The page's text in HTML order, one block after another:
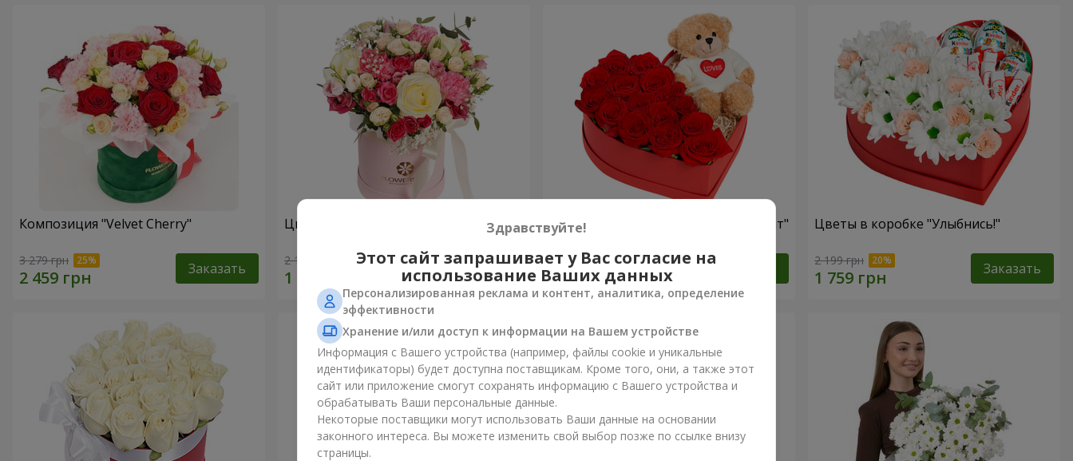
Композиция "Velvet Cherry"
3 279 грн Заказать
Цветы в коробке "Помпадур"
2 199 грн Заказать
Композиция "Трогательный презент"
2 221 грн
Цветы в коробке "Улыбнись!"
2 199 грн Заказать
Здравствуйте!
Этот сайт запрашивает у Вас согласие на
использование Ваших данных
Персонализированная реклама и контент, аналитика, определение
эффективности
Хранение и/или доступ к информации на Вашем устройстве
Информация с Вашего устройства (например, файлы cookie и уникальные
идентификаторы) будет доступна поставщикам. Кроме того, они, а также этот
сайт или приложение смогут сохранять информацию с Вашего устройства и
обрабатывать Ваши персональные данные.
Некоторые поставщики могут использовать Ваши данные на основании
законного интереса. Вы можете изменить свой выбор позже по ссылке внизу
страницы.